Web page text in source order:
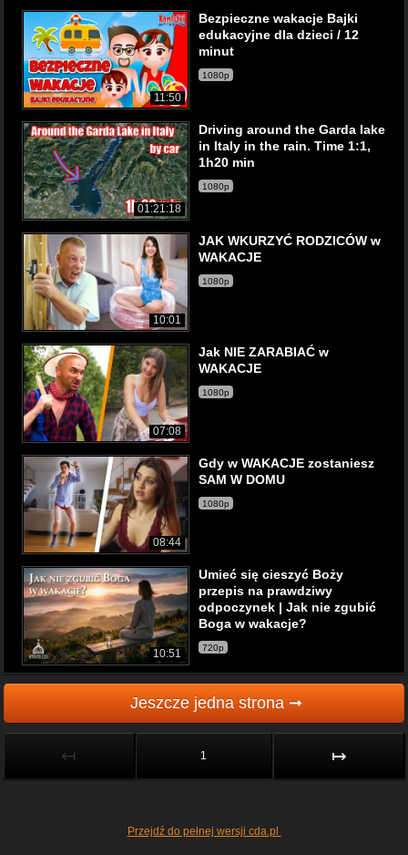
11:50
Bezpieczne wakacje Bajki
edukacyjne dla dzieci / 12
minut
1080p
01:21:18
Driving around the Garda lake
in Italy in the rain. Time 1:1,
1h20 min
1080p
10:01
JAK WKURZYĆ RODZICÓW w
WAKACJE
1080p
07:08
Jak NIE ZARABIAĆ w
WAKACJE
1080p
08:44
Gdy w WAKACJE zostaniesz
SAM W DOMU
1080p
10:51
Umieć się cieszyć Boży
przepis na prawdziwy
odpoczynek | Jak nie zgubić
Boga w wakacje?
720p
Jeszcze jedna strona ➞
↤ 1 ↦
Przejdź do pełnej wersji cda.pl